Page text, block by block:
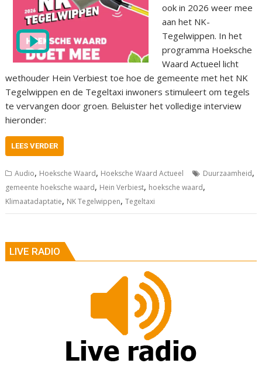
ook in 2026 weer mee
aan het NK-
Tegelwippen. In het
programma Hoeksche
Waard Actueel licht
wethouder Hein Verbiest toe hoe de gemeente met het NK
Tegelwippen en de Tegeltaxi inwoners stimuleert om tegels
te vervangen door groen. Beluister het volledige interview
hieronder:
LEES VERDER
Audio, Hoeksche Waard, Hoeksche Waard Actueel Duurzaamheid,
gemeente hoeksche waard, Hein Verbiest, hoeksche waard,
Klimaatadaptatie, NK Tegelwippen,Tegeltaxi
LIVE RADIO